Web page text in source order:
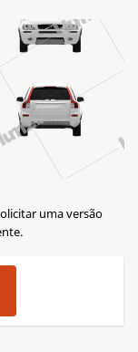
uma versão